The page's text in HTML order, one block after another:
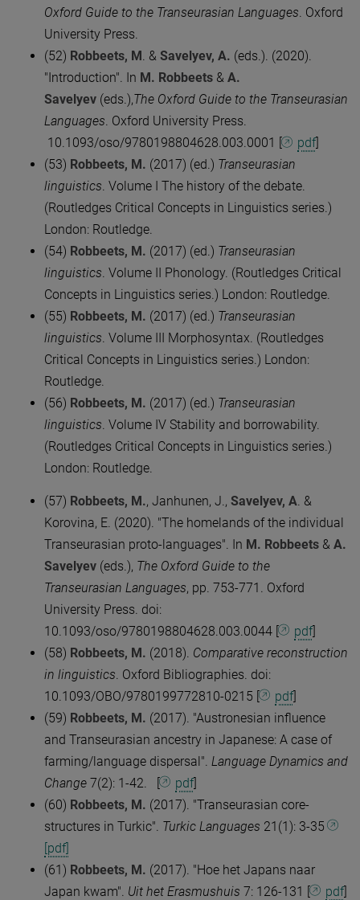
Oxford Guide to the Transeurasian Languages. Oxford
University Press.
(52) Robbeets, M. & Savelyev, A. (eds.). (2020).
"Introduction". In M. Robbeets & A.
Savelyev (eds.),The Oxford Guide to the Transeurasian
Languages. Oxford University Press.
10.1093/oso/9780198804628.003.0001 [
pdf]
(53) Robbeets, M. (2017) (ed.) Transeurasian
linguistics. Volume I The history of the debate.
(Routledges Critical Concepts in Linguistics series.)
London: Routledge.
(54) Robbeets, M. (2017) (ed.) Transeurasian
linguistics. Volume II Phonology. (Routledges Critical
Concepts in Linguistics series.) London: Routledge.
(55) Robbeets, M. (2017) (ed.) Transeurasian
linguistics. Volume III Morphosyntax. (Routledges
Critical Concepts in Linguistics series.) London:
Routledge.
(56) Robbeets, M. (2017) (ed.) Transeurasian
linguistics. Volume IV Stability and borrowability.
(Routledges Critical Concepts in Linguistics series.)
London: Routledge.
(57) Robbeets, M., Janhunen, J., Savelyev, A . &
Korovina, E. (2020). "The homelands of the individual
Transeurasian proto-languages". In M. Robbeets & A.
Savelyev (eds.), The Oxford Guide to the
Transeurasian Languages, pp. 753-771. Oxford
University Press. doi:
10.1093/oso/9780198804628.003.0044 [
pdf]
(58) Robbeets, M. (2018). Comparative reconstruction
in linguistics . Oxford Bibliographies. doi:
10.1093/OBO/9780199772810-0215 [
pdf]
(59) Robbeets, M. (2017). "Austronesian influence
and Transeurasian ancestry in Japanese: A case of
farming/language dispersal". Language Dynamics and
Change 7(2): 1-42. [ pdf]
(60) Robbeets, M. (2017). "Transeurasian core-
structures in Turkic". Turkic Languages 21(1): 3-35
[pdf]
(61) Robbeets, M. (2017). "Hoe het Japans naar
Japan kwam". Uit het Erasmushuis 7: 126-131 [ pdf]